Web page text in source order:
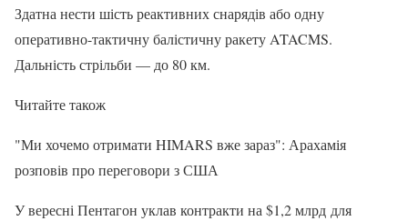
Здатна нести шість реактивних снарядів або одну
оперативно-тактичну балістичну ракету ATACMS.
Дальність стрільби — до 80 км.
Читайте також
"Ми хочемо отримати HIMARS вже зараз": Арахамія
розповів про переговори з США
У вересні Пентагон уклав контракти на $1,2 млрд для